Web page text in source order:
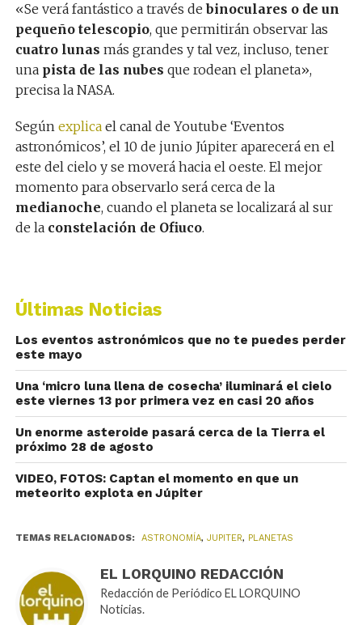
«Se verá fantástico a través debinoculares o de un
pequeño telescopio, que permitirán observar las
cuatro lunas más grandes y tal vez, incluso, tener
una pista de las nubes que rodean el planeta»,
precisa la NASA.
Según explicael canal de Youtube ‘Eventos
astronómicos’, el 10 de junio Júpiter aparecerá en el
este del cielo y se moverá hacia el oeste. El mejor
momento para observarlo será cerca de la
medianoche, cuando el planeta se localizará al sur
de la constelación de Ofiuco.
Últimas Noticias
Los eventos astronómicos que no te puedes perder
este mayo
Una ‘micro luna llena de cosecha’ iluminará el cielo
este viernes 13 por primera vez en casi 20 años
Un enorme asteroide pasará cerca de la Tierra el
próximo 28 de agosto
VIDEO, FOTOS: Captan el momento en que un
meteorito explota en Júpiter
TEMAS RELACIONADOS: ASTRONOMÍA, JUPITER, PLANETAS
EL LORQUINO REDACCIÓN
Redacción de Periódico EL LORQUINO
Noticias.